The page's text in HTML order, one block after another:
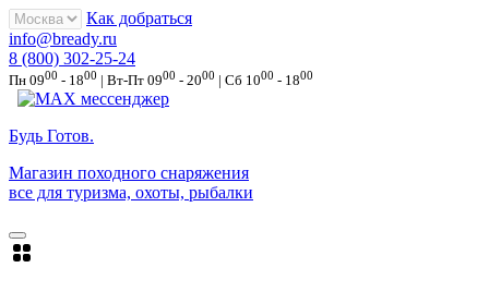
Как добраться
info@bready.ru
8 (800) 302-25-24
Пн 0900 - 1800 | Вт-Пт 0900 - 2000 | Сб 1000 - 1800
Будь Готов.
Магазин походного снаряжения
все для туризма, охоты, рыбалки